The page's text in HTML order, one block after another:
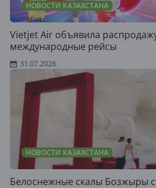
НОВОСТИ КАЗАХСТАНА
Vietjet Air объявила
международные рейсы
31.07.2026
НОВОСТИ КАЗАХСТАНА
Белоснежные скалы Бозжыры